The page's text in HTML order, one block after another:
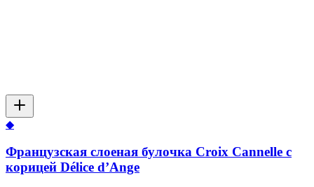
◆
Французская слоеная булочка Croix Сannelle с
корицей Délice d’Ange